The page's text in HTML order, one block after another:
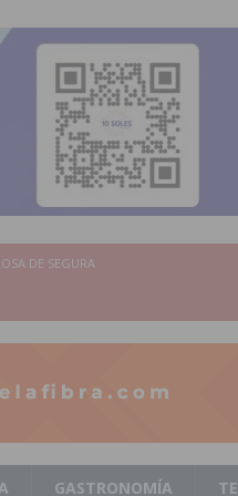
DE SEGURA
GASTRONOMÍA